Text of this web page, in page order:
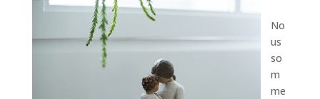
No
us
so
m
me